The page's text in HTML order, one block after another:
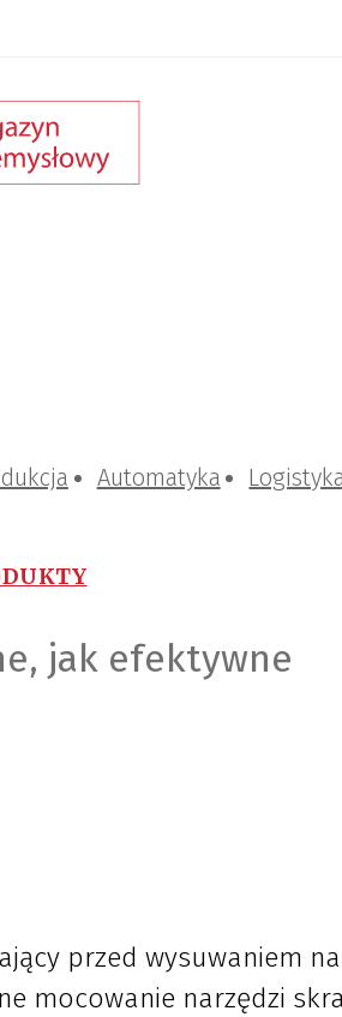
Automatyka
jak efektywne
przed wysuwaniem
mocowanie narzędzi